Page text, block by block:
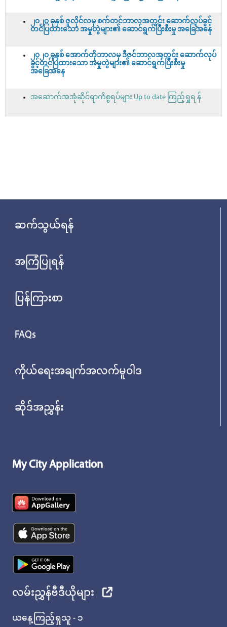
၂၀၂၀ ခုနှစ် ဇူလိုင်လမှ စက်တင်ဘာလအတွင်း ဆောက်လုပ်ခွင့်
တင်ပြထားသော အမှုတွဲများ၏ ဆောင်ရွက်ပြီးစီးမှု အခြေအနေ
၂၀၂၀ ခုနှစ် အောက်တိုဘာလမှ ဒီဇင်ဘာလအတွင်း ဆောက်လုပ်
ခွင့်တင်ပြထားသော အမှုတွဲများ၏ ဆောင်ရွက်ပြီးစီးမှု
အခြေအနေ
အဆောက်အအုံဆိုင်ရာကိစ္စရပ်များ Up to date ကြည့်ရှုရ န်
ဆက်သွယ်ရန်
အကြံပြုရန်
ပြန်ကြားစာ
FAQs
ကိုယ်ရေးအချက်အလက်မူဝါဒ
ဆိုဒ်အညွှန်း
My City Application
လမ်းညွှန်ဗီဒီယိုများ
ယနေ့ကြည့်ရှုသူ - ၁